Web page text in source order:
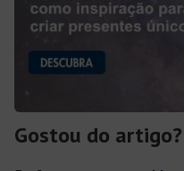
Gostou do artigo?